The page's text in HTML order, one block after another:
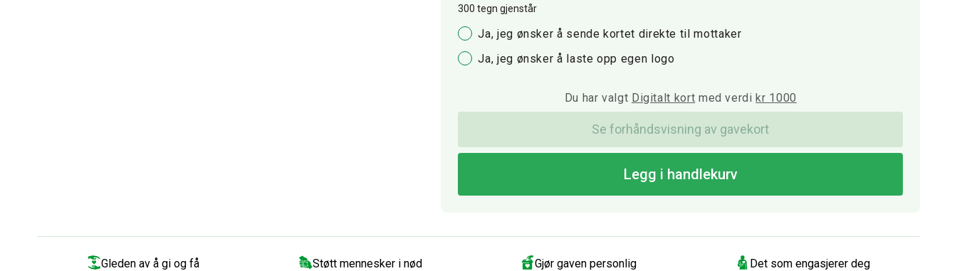
300 tegn gjenstår
Ja, jeg ønsker å sende kortet direkte til mottaker
Ja, jeg ønsker å laste opp egen logo
Du har valgt Digitalt kort med verdikr 1000
Se forhåndsvisning av gavekort
Legg i handlekurv
Gleden av å gi og få Støtt mennesker i nød Gjør gaven personlig Det som engasjerer deg